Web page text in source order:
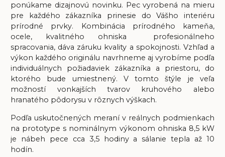
ponúkame dizajnovú novinku. Pec vyrobená na mieru
pre každého zákazníka prinesie do Vášho interiéru
prírodné prvky. Kombinácia prírodného kameňa,
ocele, kvalitného ohniska profesionálneho
spracovania, dáva záruku kvality a spokojnosti. Vzhľad a
výkon každého originálu navrhneme aj vyrobíme podľa
individuálnych požiadaviek zákazníka a priestoru, do
ktorého bude umiestnený. V tomto štýle je veľa
možností vonkajších tvarov kruhového alebo
hranatého pôdorysu v rôznych výškach.
Podľa uskutočnených meraní v reálnych podmienkach
na prototype s nominálnym výkonom ohniska 8,5 kW
je nábeh pece cca 3,5 hodiny a sálanie tepla až 10
hodín.